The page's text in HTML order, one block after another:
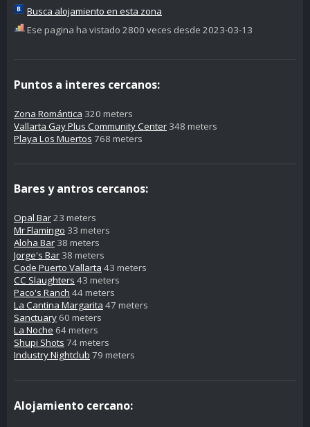
Busca alojamiento en esta zona
Ese pagina ha vistado 2800 veces desde 2023-03-13
Puntos a interes cercanos:
Zona Romántica 320 meters
Vallarta Gay Plus Community Center 348 meters
Playa Los Muertos 768 meters
Bares y antros cercanos:
Opal Bar23 meters
Mr Flamingo 33 meters
Aloha Bar 38 meters
Jorge's Bar 38 meters
Code Puerto Vallarta 43 meters
CC Slaughters 43 meters
Paco's Ranch 44 meters
La Cantina Margarita 47 meters
Sanctuary 60 meters
La Noche 64 meters
Shupi Shots 74 meters
Industry Nightclub 79 meters
Alojamiento cercano: